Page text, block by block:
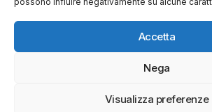
Accetta
Nega
Visualizza preferenze
6 Novembre 2019
Criptovalute: secondo il
di coinbase l’emissione di un
andrebbe affidata ai privati
Notizie blockchain